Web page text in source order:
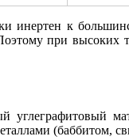
инертен к
при